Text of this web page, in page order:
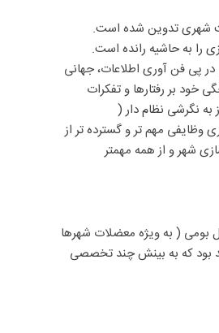
شهری تدوین شده است.
به حاشیه رانده است.
پی فن آوری اطلاعات، جهانی
خود بر رفتارها و تفکرات
به نگرشی نظام دار (
وظایفی مهم تر و گسترده تر از
شهر و از همه مهمتر
( به ویژه معضلات شهرها
بود که به بینش چند تخصصی